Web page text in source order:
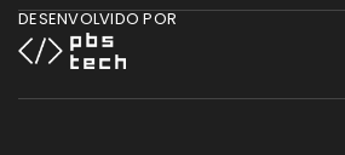
DESENVOLVIDO POR